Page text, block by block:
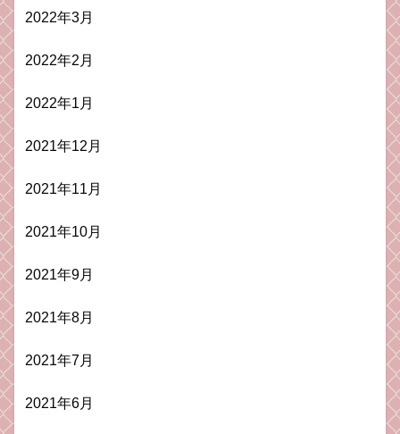
2022年3月
2022年2月
2022年1月
2021年12月
2021年11月
2021年10月
2021年9月
2021年8月
2021年7月
2021年6月